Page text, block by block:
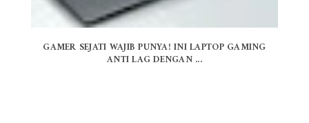
GAMER SEJATI WAJIB PUNYA! INI LAPTOP GAMING
ANTI LAG DENGAN ...